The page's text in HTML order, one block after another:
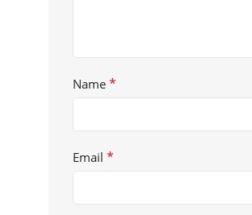
Name *
Email *